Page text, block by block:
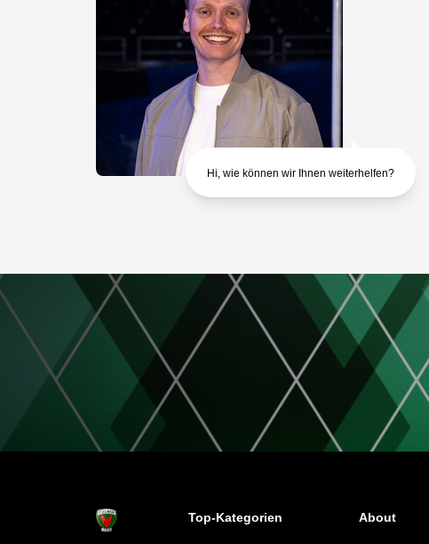
Hi, wie können wir Ihnen weiterhelfen?
Top-Kategorien About